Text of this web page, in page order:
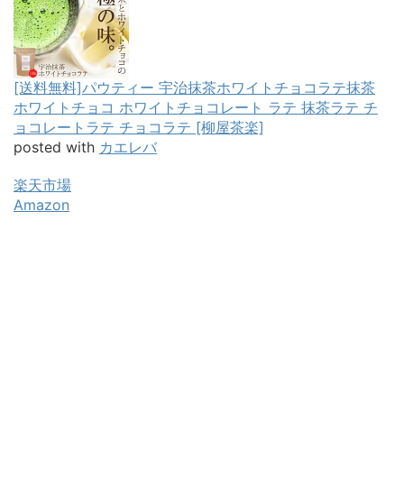
[送料無料]パウティー 宇治抹茶ホワイトチョコラテ抹茶
ホワイトチョコ ホワイトチョコレート ラテ 抹茶ラテ チ
ョコレートラテ チョコラテ [柳屋茶楽]
posted with カエレバ
楽天市場
Amazon